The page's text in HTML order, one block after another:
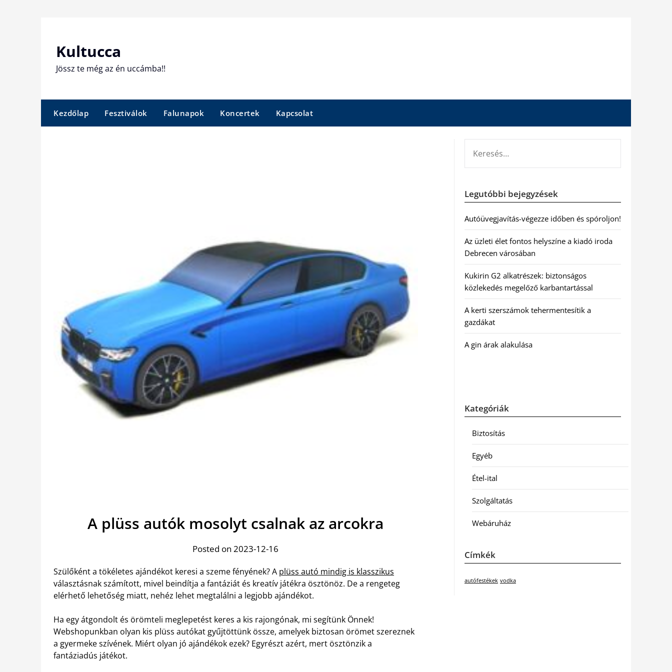
Kultucca
Jössz te még az én uccámba!!
Kezdőlap Fesztiválok Falunapok Koncertek Kapcsolat
A plüss autók mosolyt csalnak az arcokra
Posted on 2023-12-16
Szülőként a tökéletes ajándékot keresi a szeme fényének? A plüss autó mindig is klasszikus
választásnak számított, mivel beindítja a fantáziát és kreatív játékra ösztönöz. De a rengeteg
elérhető lehetőség miatt, nehéz lehet megtalálni a legjobb ajándékot.
Ha egy átgondolt és örömteli meglepetést keres a kis rajongónak, mi segítünk Önnek!
Webshopunkban olyan kis plüss autókat gyűjtöttünk össze, amelyek biztosan örömet szereznek
a gyermeke szívének. Miért olyan jó ajándékok ezek? Egyrészt azért, mert ösztönzik a
fantáziadús játékot.
Legutóbbi bejegyzések
Autóüvegjavítás-végezze időben és spóroljon!
Az üzleti élet fontos helyszíne a kiadó iroda
Debrecen városában
Kukirin G2 alkatrészek: biztonságos
közlekedés megelőző karbantartással
A kerti szerszámok tehermentesítik a
gazdákat
A gin árak alakulása
Kategóriák
Biztosítás
Egyéb
Étel-ital
Szolgáltatás
Webáruház
Címkék
autófestékek vodka